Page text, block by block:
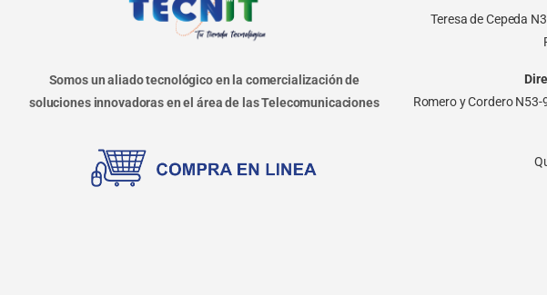
Somos un aliado tecnológico en la comercialización de
soluciones innovadoras en el área de las Telecomunicaciones
Teresa de Cepeda
Romero y Cordero